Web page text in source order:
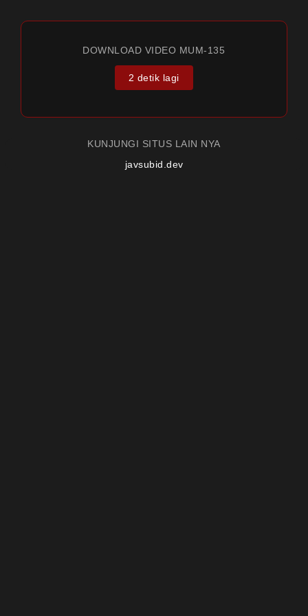
DOWNLOAD VIDEO MUM-135
2 detik lagi
KUNJUNGI SITUS LAIN NYA
javsubid.dev